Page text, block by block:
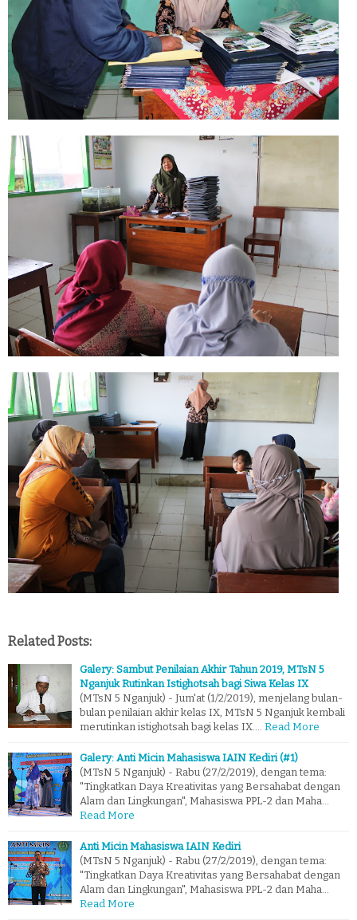
Related Posts:
Galery: Sambut Penilaian Akhir Tahun 2019, MTsN 5
Nganjuk Rutinkan Istighotsah bagi Siwa Kelas IX
(MTsN 5 Nganjuk) - Jum'at (1/2/2019), menjelang bulan-
bulan penilaian akhir kelas IX, MTsN 5 Nganjuk kembali
merutinkan istighotsah bagi kelas IX.…
Read More
Galery: Anti Micin Mahasiswa IAIN Kediri (#1)
(MTsN 5 Nganjuk) - Rabu (27/2/2019), dengan tema:
"Tingkatkan Daya Kreativitas yang Bersahabat dengan
Alam dan Lingkungan", Mahasiswa PPL-2 dan Maha…
Read More
Anti Micin Mahasiswa IAIN Kediri
(MTsN 5 Nganjuk) - Rabu (27/2/2019), dengan tema:
"Tingkatkan Daya Kreativitas yang Bersahabat dengan
Alam dan Lingkungan", Mahasiswa PPL-2 dan Maha…
Read More